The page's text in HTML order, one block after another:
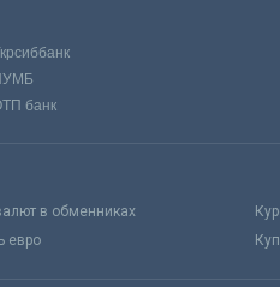
банк
в обменниках
евро